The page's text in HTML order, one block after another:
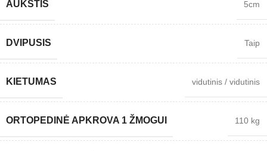
AUKŠTIS 5cm
DVIPUSIS Taip
KIETUMAS vidutinis / vidutinis
ORTOPEDINĖ APKROVA 1 ŽMOGUI 110 kg